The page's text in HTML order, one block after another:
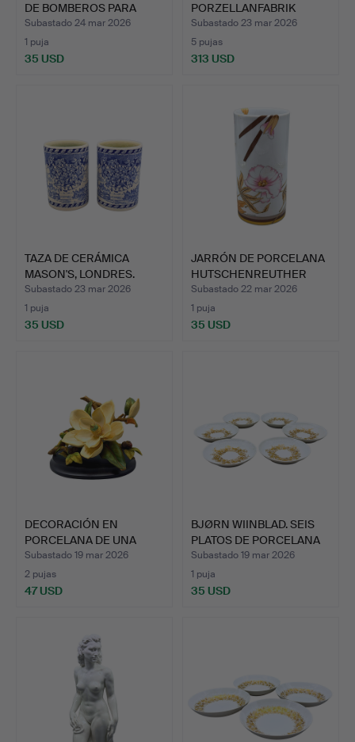
DE BOMBEROS PARA
KNOCK …
Subastado 24 mar 2026
1 puja
35 USD
PORZELLANFABRIK
«LEDA CON EL…
Subastado 23 mar 2026
5 pujas
313 USD
TAZA DE CERÁMICA
MASON'S, LONDRES.
Subastado 23 mar 2026
1 puja
35 USD
JARRÓN DE PORCELANA
HUTSCHENREUTHER
LEONAR…
Subastado 22 mar 2026
1 puja
35 USD
DECORACIÓN EN
PORCELANA DE UNA
FLOR SOBRE …
Subastado 19 mar 2026
2 pujas
47 USD
BJØRN WIINBLAD. SEIS
PLATOS DE PORCELANA
«…
Subastado 19 mar 2026
1 puja
35 USD